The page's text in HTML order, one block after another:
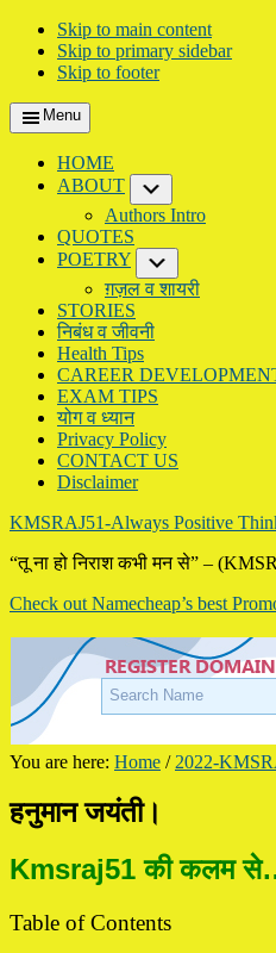
Skip to main content
Skip to primary sidebar
Skip to footer
Menu
HOME
ABOUT
Authors Intro
QUOTES
POETRY
ग़ज़ल व शायरी
STORIES
निबंध व जीवनी
Health Tips
CAREER
EXAM TIPS
योग व ध्यान
Privacy Policy
CONTACT US
Disclaimer
KMSRAJ51-Always Positive
“तू ना हो निराश कभी मन से” –
Check out Namecheap’s best
You are here: Home / 2022-
हनुमान जयंती।
Kmsraj51 की कलम
Table of Contents